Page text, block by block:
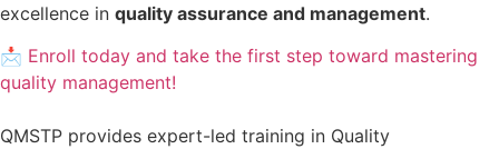
excellence in quality assurance and management.
📩 Enroll today and take the first step toward mastering
quality management!
QMSTP provides expert-led training in Quality